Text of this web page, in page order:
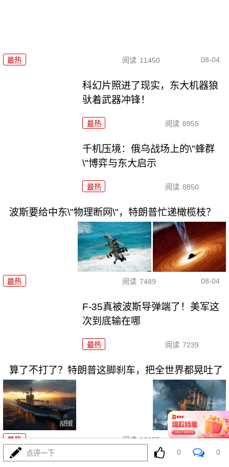
最热 阅读 11450 08-04
科幻片照进了现实，东大机器狼
驮着武器冲锋！
最热 阅读 8955
千机压境：俄乌战场上的\"蜂群
\"博弈与东大启示
最热 阅读 8850
波斯要给中东\"物理断网\"，特朗普忙递橄榄枝？
最热 阅读 7489 08-04
F-35真被波斯导弹端了！美军这
次到底输在哪
最热 阅读 7239
算了不打了？特朗普这脚刹车，把全世界都晃吐了
最热 阅读 16155 08-03
点评一下 0 0